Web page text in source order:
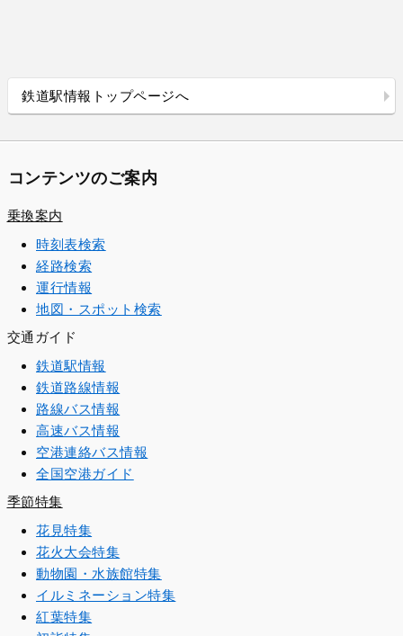
鉄道駅情報トップページへ
コンテンツのご案内
乗換案内
時刻表検索
経路検索
運行情報
地図・スポット検索
交通ガイド
鉄道駅情報
鉄道路線情報
路線バス情報
高速バス情報
空港連絡バス情報
全国空港ガイド
季節特集
花見特集
花火大会特集
動物園・水族館特集
イルミネーション特集
紅葉特集